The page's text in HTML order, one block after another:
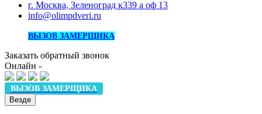
г. Москва, Зеленоград к339 а оф 13
info@olimpdveri.ru
ВЫЗОВ ЗАМЕРЩИКА
Заказать обратный звонок
Онлайн -
ВЫЗОВ ЗАМЕРЩИКА
Везде